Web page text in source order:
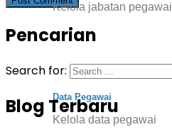
Kelola jabatan pegawai
Data Pegawai
Kelola data pegawai
Pencarian
Search for:
Blog Terbaru